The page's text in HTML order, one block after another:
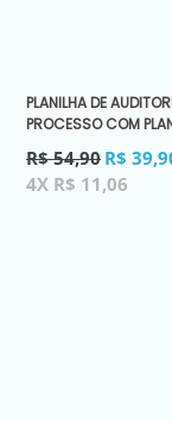
PLANILHA DE
PROCESSO COM
Preço
normal
R$ 54,90 R$
4X R$ 11,06